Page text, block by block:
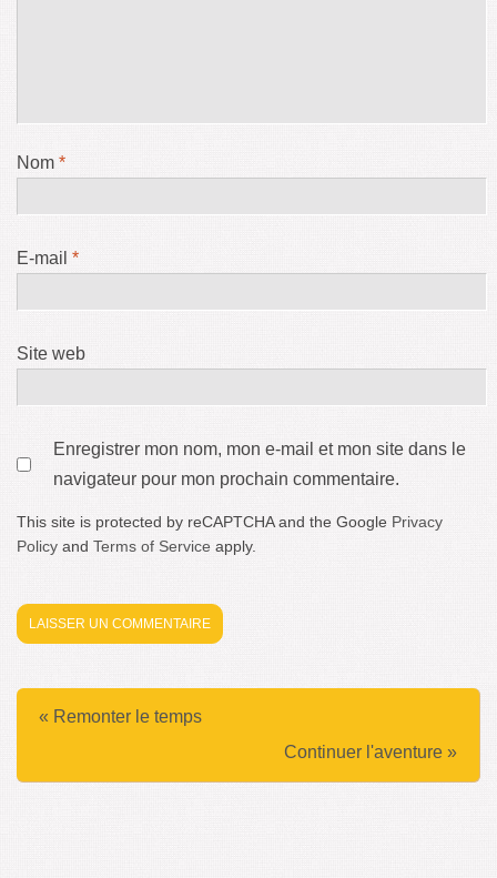
Nom *
E-mail *
Site web
Enregistrer mon nom, mon e-mail et mon site dans le
navigateur pour mon prochain commentaire.
This site is protected by reCAPTCHA and the Google Privacy
Policy and Terms of Service apply.
Continuer l'aventure »
« Remonter le temps